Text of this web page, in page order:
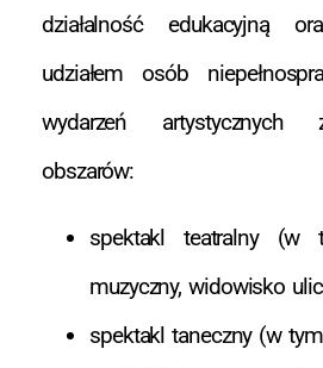
działalność edukacyjną
udziałem osób
wydarzeń artystycznych
obszarów:
spektakl teatralny (w
muzyczny, widowisko
spektakl taneczny (w